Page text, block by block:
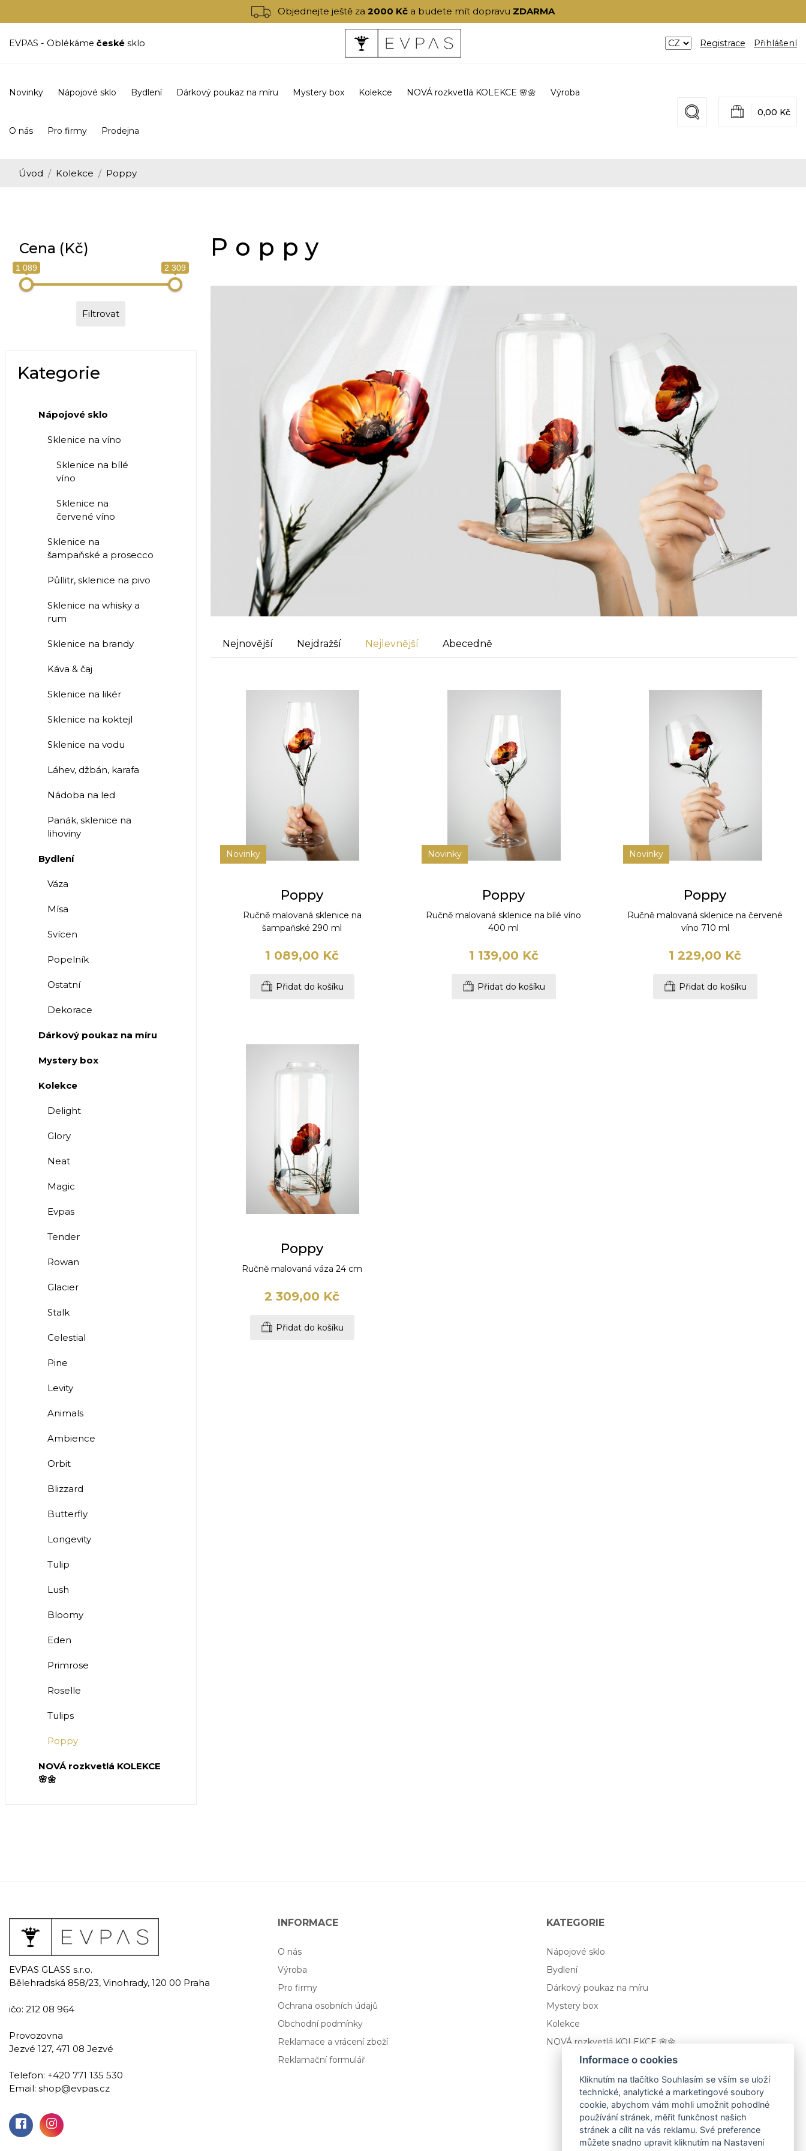
Objednejte ještě za2000 Kč a budete mít dopravu ZDARMA
EVPAS - Oblékáme české sklo Registrace Přihlášení
Novinky Nápojové sklo Bydlení Dárkový poukaz na míru Mystery box Kolekce NOVÁ rozkvetlá KOLEKCE 🌸🌼 Výroba
O nás Pro firmy Prodejna
0,00 Kč
Úvod Kolekce Poppy
Poppy
Nejnovější Nejdražší Nejlevnější Abecedně
Novinky
Poppy
Ručně malovaná sklenice na
šampaňské 290 ml
1 089,00 Kč
Přidat do košíku
Novinky
Poppy
Ručně malovaná sklenice na bílé víno
400 ml
1 139,00 Kč
Přidat do košíku
Novinky
Poppy
Ručně malovaná sklenice na červené
víno 710 ml
1 229,00 Kč
Přidat do košíku
Poppy
Ručně malovaná váza 24 cm
2 309,00 Kč
Přidat do košíku
Cena (Kč)
1 089 2 309
Filtrovat
Kategorie
Nápojové sklo
Sklenice na víno
Sklenice na bílé
víno
Sklenice na
červené víno
Sklenice na
šampaňské a prosecco
Půllitr, sklenice na pivo
Sklenice na whisky a
rum
Sklenice na brandy
Káva & čaj
Sklenice na likér
Sklenice na koktejl
Sklenice na vodu
Láhev, džbán, karafa
Nádoba na led
Panák, sklenice na
lihoviny
Bydlení
Váza
Mísa
Svícen
Popelník
Ostatní
Dekorace
Dárkový poukaz na míru
Mystery box
Kolekce
Delight
Glory
Neat
Magic
Evpas
Tender
Rowan
Glacier
Stalk
Celestial
Pine
Levity
Animals
Ambience
Orbit
Blizzard
Butterfly
Longevity
Tulip
Lush
Bloomy
Eden
Primrose
Roselle
Tulips
Poppy
NOVÁ rozkvetlá KOLEKCE
🌸🌼
EVPAS GLASS s.r.o.
Bělehradská 858/23, Vinohrady, 120 00 Praha
ičo: 212 08 964
Provozovna
Jezvé 127, 471 08 Jezvé
Telefon: +420 771 135 530
Email: shop@evpas.cz
INFORMACE
O nás
Výroba
Pro firmy
Ochrana osobních údajů
Obchodní podmínky
Reklamace a vrácení zboží
Reklamační formulář
KATEGORIE
Nápojové sklo
Bydlení
Dárkový poukaz na míru
Mystery box
Kolekce
NOVÁ rozkvetlá KOLEKCE 🌸🌼
Informace o cookies
Kliknutím na tlačítko Souhlasím se vším se uloží
technické, analytické a marketingové soubory
cookie, abychom vám mohli umožnit pohodlné
používání stránek, měřit funkčnost našich
stránek a cílit na vás reklamu. Své preference
můžete snadno upravit kliknutím na Nastavení